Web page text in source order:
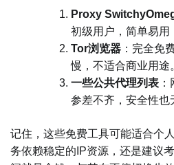
​Proxy
初级用户，简单易用
​Tor浏览器​ ：完全免
慢，不适合商业用途
​一些公共代理列表​
参差不齐，安全性也
记住，这些免费工具可能适合个
务依赖稳定的IP资源，还是建议